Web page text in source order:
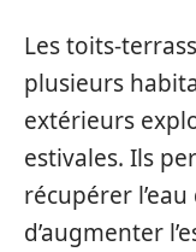
Les toits-
plusieurs
extérieurs
estivales. Ils
récupérer
d’augmenter